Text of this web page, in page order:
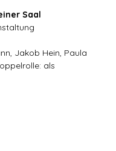
Saal
Jakob Hein, Paula
als